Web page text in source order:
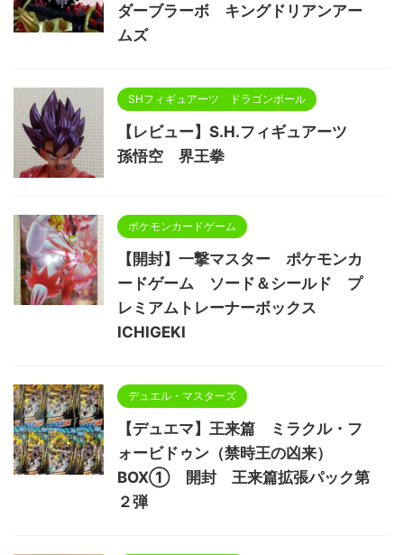
ダーブラーボ キングドリアンアー
ムズ
SHフィギュアーツ ドラゴンボール
【レビュー】S.H.フィギュアーツ
孫悟空 界王拳
ポケモンカードゲーム
【開封】一撃マスター ポケモンカ
ードゲーム ソード＆シールド プ
レミアムトレーナーボックス
ICHIGEKI
デュエル・マスターズ
【デュエマ】王来篇 ミラクル・フ
ォービドゥン（禁時王の凶来）
BOX① 開封 王来篇拡張パック第
２弾